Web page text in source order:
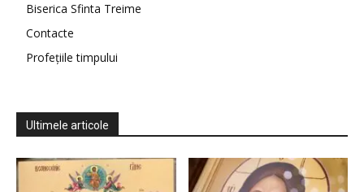
Biserica Sfinta Treime
Contacte
Profețiile timpului
Ultimele articole